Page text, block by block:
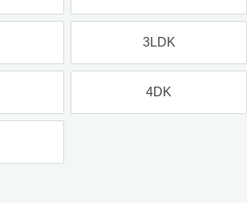
3LDK
4DK